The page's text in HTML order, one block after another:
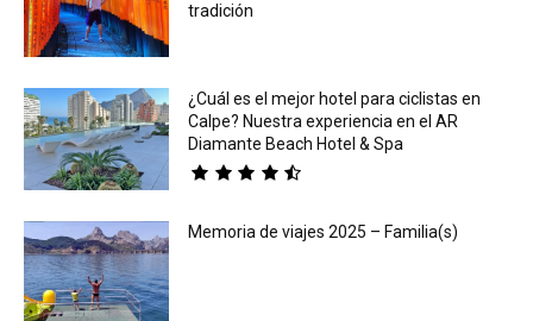
tradición
¿Cuál es el mejor hotel para ciclistas en
Calpe? Nuestra experiencia en el AR
Diamante Beach Hotel & Spa
Memoria de viajes 2025 – Familia(s)